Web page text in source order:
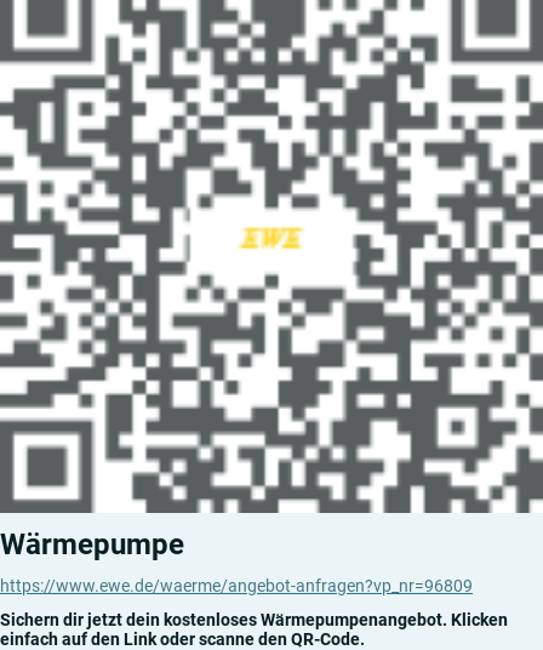
Wärmepumpe
https://www.ewe.de/waerme/angebot-anfragen?vp_nr=96809
Sichern dir jetzt dein kostenloses Wärmepumpenangebot. Klicken
einfach auf den Link oder scanne den QR-Code.